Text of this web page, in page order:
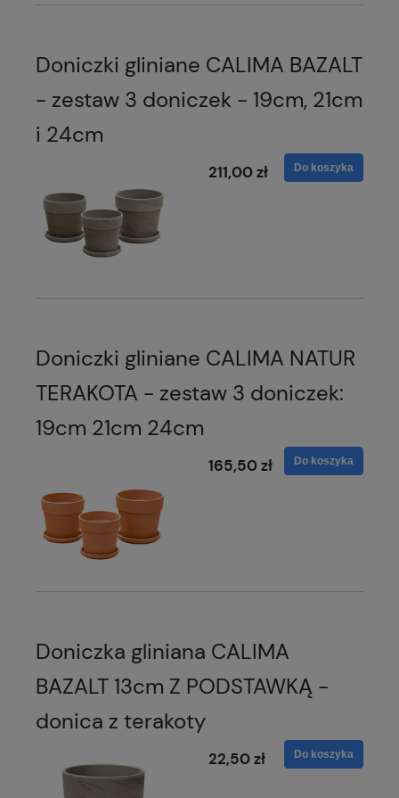
Doniczki gliniane CALIMA BAZALT
- zestaw 3 doniczek - 19cm, 21cm
i 24cm
211,00 zł Do koszyka
Doniczki gliniane CALIMA NATUR
TERAKOTA - zestaw 3 doniczek:
19cm 21cm 24cm
165,50 zł Do koszyka
Doniczka gliniana CALIMA
BAZALT 13cm Z PODSTAWKĄ -
donica z terakoty
22,50 zł Do koszyka